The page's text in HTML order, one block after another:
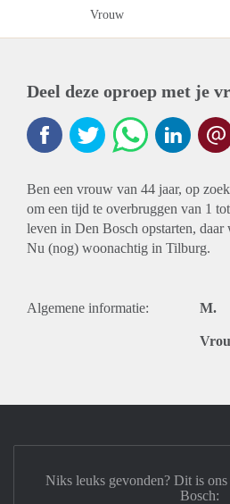
Vrouw
Deel deze oproep met je
Ben een vrouw van 44 jaar, op
om een tijd te overbruggen van 1
leven in Den Bosch opstarten, daar
Nu (nog) woonachtig in Tilburg.
Algemene informatie: M.
Niks leuks gevonden? Dit is
Bosch: